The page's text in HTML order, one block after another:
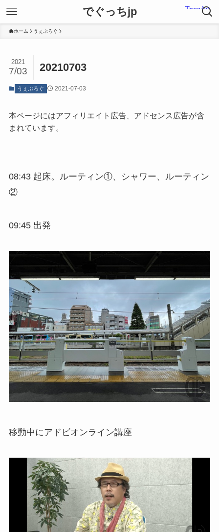
でぐっちjp
ホーム うぇぶろぐ
20210703
2021
7/03
うぇぶろぐ 2021-07-03
本ページにはアフィリエイト広告、アドセンス広告が含
まれています。
08:43 起床。ルーティン①、シャワー、ルーティン
②
09:45 出発
移動中にアドビオンライン講座